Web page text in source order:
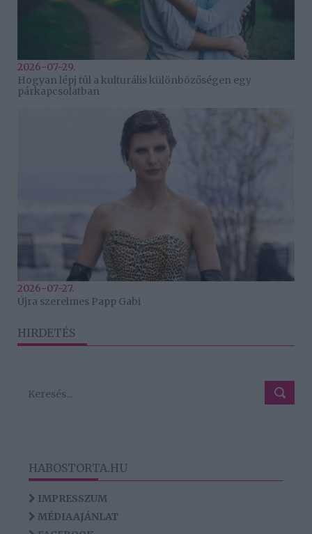
2026-07-29.
Hogyan lépj túl a kulturális különbözőségen egy
párkapcsolatban
2026-07-27.
Újra szerelmes Papp Gabi
HIRDETÉS
HABOSTORTA.HU
IMPRESSZUM
MÉDIAAJÁNLAT